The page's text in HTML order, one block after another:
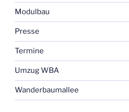
nach…
ZOLLSTOCK!“
Modulbau
Presse
Termine
Umzug WBA
Wanderbaumallee